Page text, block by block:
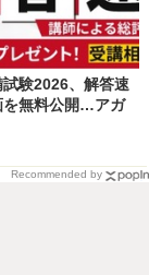
験2026、解答速
を無料公開…アガ
Recommended by